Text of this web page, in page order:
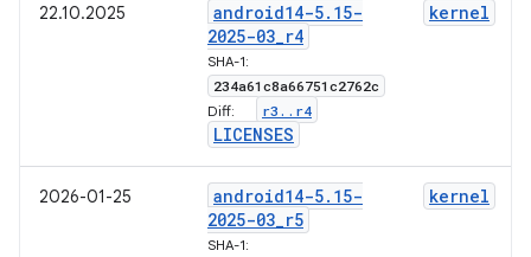
22.10.2025 android14-5. 15-
2025-03_r4
SHA-1:
234a61c8a66751c2762c
Diff: r3 . . r4
LICENSES
kernel
2026-01-25 android14-5. 15-
2025-03_r5
SHA-1:
kernel